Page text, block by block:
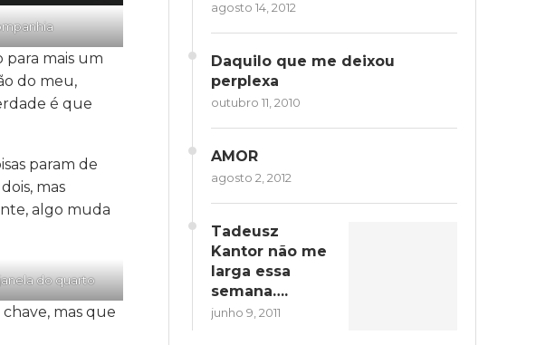
para mais um
do meu,
é que
param de
mas
algo muda
do quarto
mas que
agosto 14, 2012
Daquilo que me deixou
perplexa
outubro 11, 2010
AMOR
agosto 2, 2012
Tadeusz
Kantor não me
larga essa
semana….
junho 9, 2011